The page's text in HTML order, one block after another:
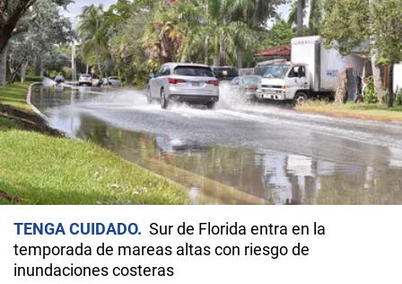
TENGA CUIDADO
Sur de Florida entra en la
temporada de mareas altas con riesgo de
inundaciones costeras